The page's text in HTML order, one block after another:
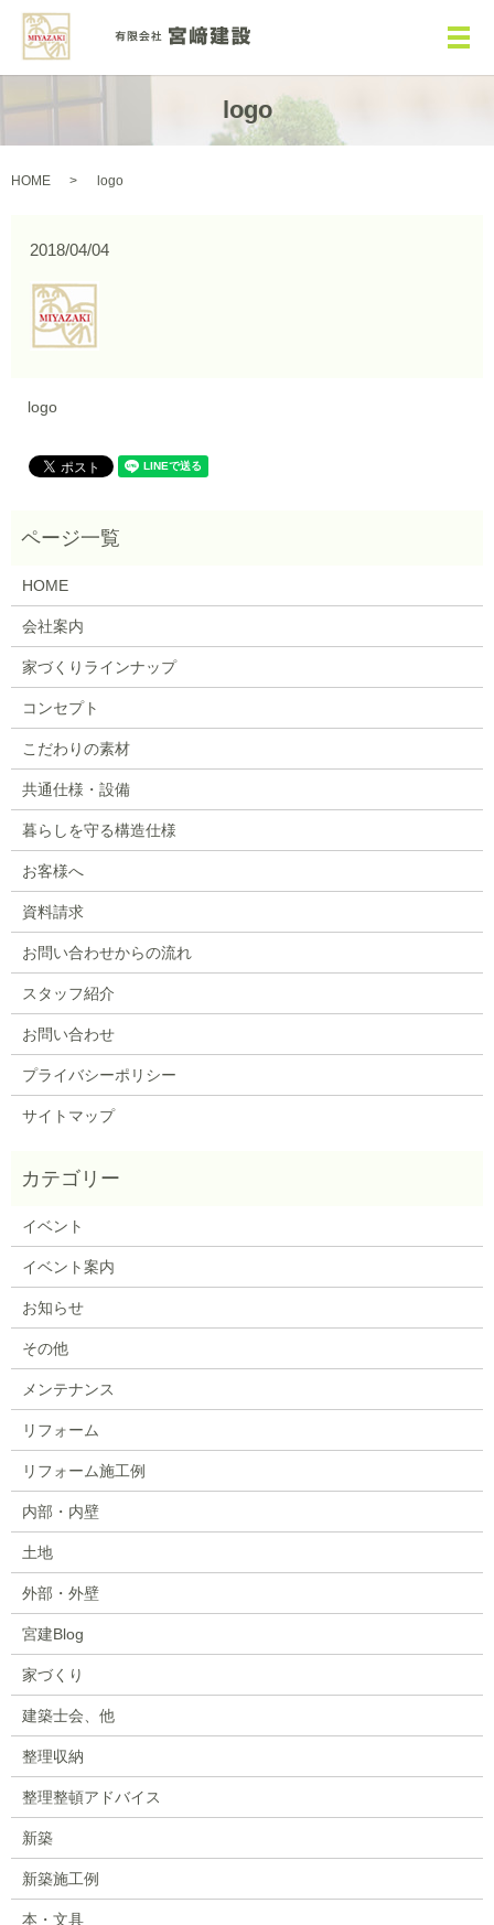
メ
logo
HOME logo
2018/04/04
logo
HOME
会社案内
家づくりラインナップ
コンセプト
こだわりの素材
共通仕様・設備
暮らしを守る構造仕様
お客様へ
資料請求
お問い合わせからの流れ
スタッフ紹介
お問い合わせ
プライバシーポリシー
サイトマップ
イベント
イベント案内
お知らせ
その他
メンテナンス
リフォーム
リフォーム施工例
内部・内壁
土地
外部・外壁
宮建Blog
家づくり
建築士会、他
整理収納
整理整頓アドバイス
新築
新築施工例
本・文具